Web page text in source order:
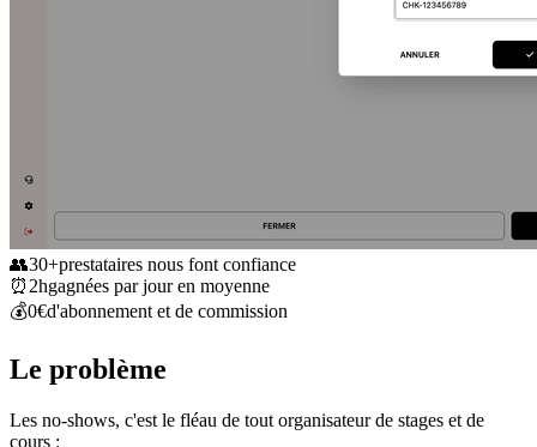
👥30+prestataires nous font confiance
⏰ 2hgagnées par jour en moyenne
💰0€d'abonnement et de commission
Le problème
Les no-shows, c'est le fléau de tout organisateur de stages et de
cours :